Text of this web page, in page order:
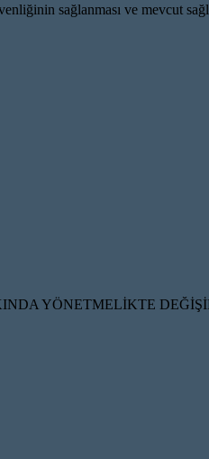
sağlanması ve mevcut
YÖNETMELİKTE